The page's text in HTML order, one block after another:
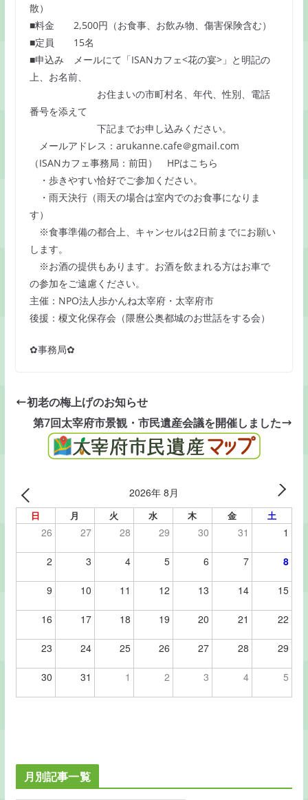
散）
■料金 2,500円（お食事、お飲み物、傷害保険含む）
■定員 15名
■申込み メールにて「ISANカフェ<花の宴>」と明記の
上、お名前、
お住まいの市町村名、年代、性別、電話
番号を添えて
下記までお申し込みください。
メールアドレス：arukanne.cafe＠gmail.com
（ISANカフェ事務局：前田） HPはこちら
・歩きやすい恰好でご参加ください。
・雨天決行（雨天の場合は室内でのお食事になりま
す）
※食事準備の都合上、キャンセルは2日前までにお願い
します。
※お酒の提供もあります。お酒を飲まれる方はお車で
の参加をご遠慮ください。
主催：NPO法人歩かんね太宰府・太宰府市
後援：榎文化保存会（隈麿公奥都城のお世話をする会）
✿事務局✿
初老の梅上げのお知らせ
第7回太宰府市景観・市民遺産会議を開催しました
2026年 8月
日 月 火 水 木 金 土
26 27 28 29 30 31 1
2 3 4 5 6 7 8
9 10 11 12 13 14 15
16 17 18 19 20 21 22
23 24 25 26 27 28 29
30 31 1 2 3 4 5
月別記事一覧